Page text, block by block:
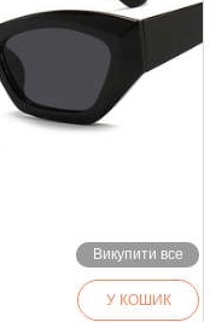
Викупити все
У КОШИК